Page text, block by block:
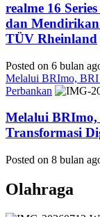
realme 16
dan
TÜV Rheinland
Posted on 6 bulan
Melalui BRImo, BRI
Perbankan
Melalui
Transformasi
Posted on 8 bulan
Olahraga